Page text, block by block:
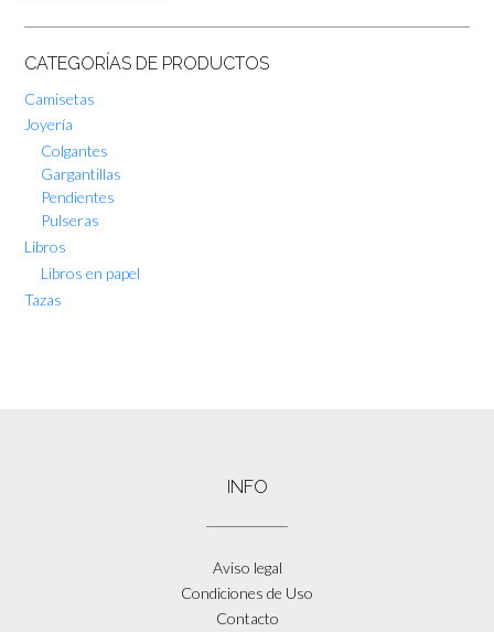
CATEGORÍAS DE PRODUCTOS
Camisetas
Joyería
Colgantes
Gargantillas
Pendientes
Pulseras
Libros
Libros en papel
Tazas
INFO
Aviso legal
Condiciones de Uso
Contacto